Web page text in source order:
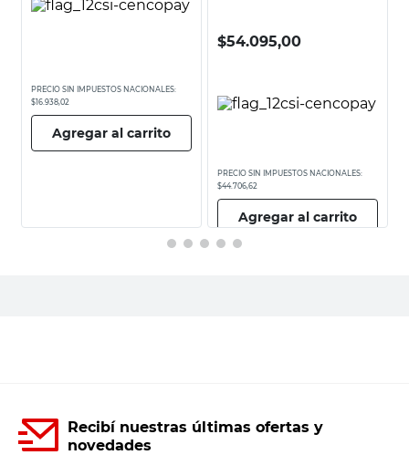
PRECIO SIN IMPUESTOS NACIONALES:
$16.938,02
Agregar al carrito
$54.095,00
PRECIO SIN IMPUESTOS NACIONALES:
$44.706,62
Agregar al carrito
Recibí nuestras últimas ofertas y
novedades